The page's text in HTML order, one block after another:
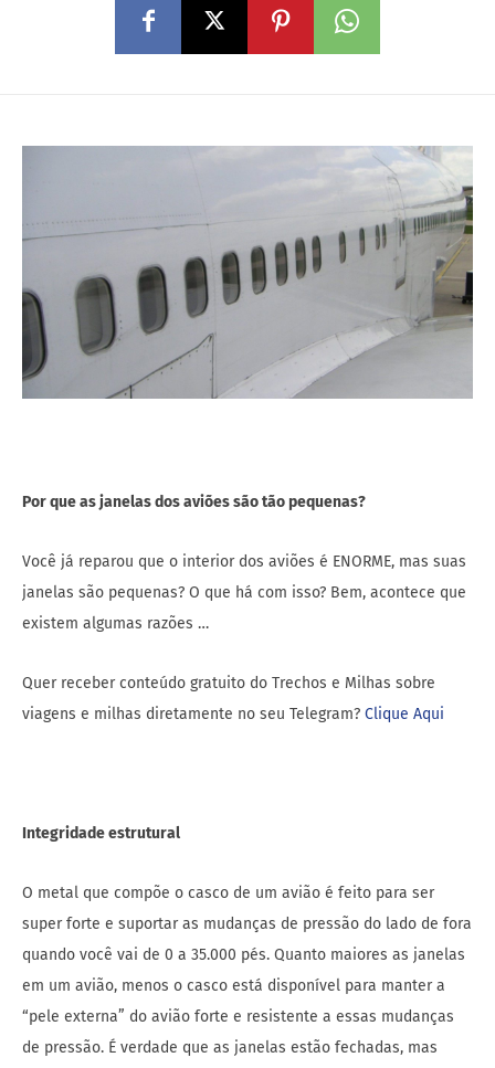
Por que as janelas dos aviões são tão pequenas?
Você já reparou que o interior dos aviões é ENORME, mas suas
janelas são pequenas? O que há com isso? Bem, acontece que
existem algumas razões …
Quer receber conteúdo gratuito do Trechos e Milhas sobre
viagens e milhas diretamente no seu Telegram? Clique Aqui
Integridade estrutural
O metal que compõe o casco de um avião é feito para ser
super forte e suportar as mudanças de pressão do lado de fora
quando você vai de 0 a 35.000 pés. Quanto maiores as janelas
em um avião, menos o casco está disponível para manter a
“pele externa” do avião forte e resistente a essas mudanças
de pressão. É verdade que as janelas estão fechadas, mas